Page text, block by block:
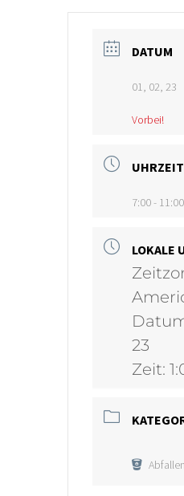
DATUM
01, 02, 23
Vorbei!
UHRZEIT
7:00 - 11:00
LOKALE
23
Zeit: